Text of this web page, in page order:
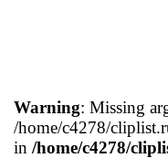
Warning: Missing
/home/c4278/
in /home/c4278/